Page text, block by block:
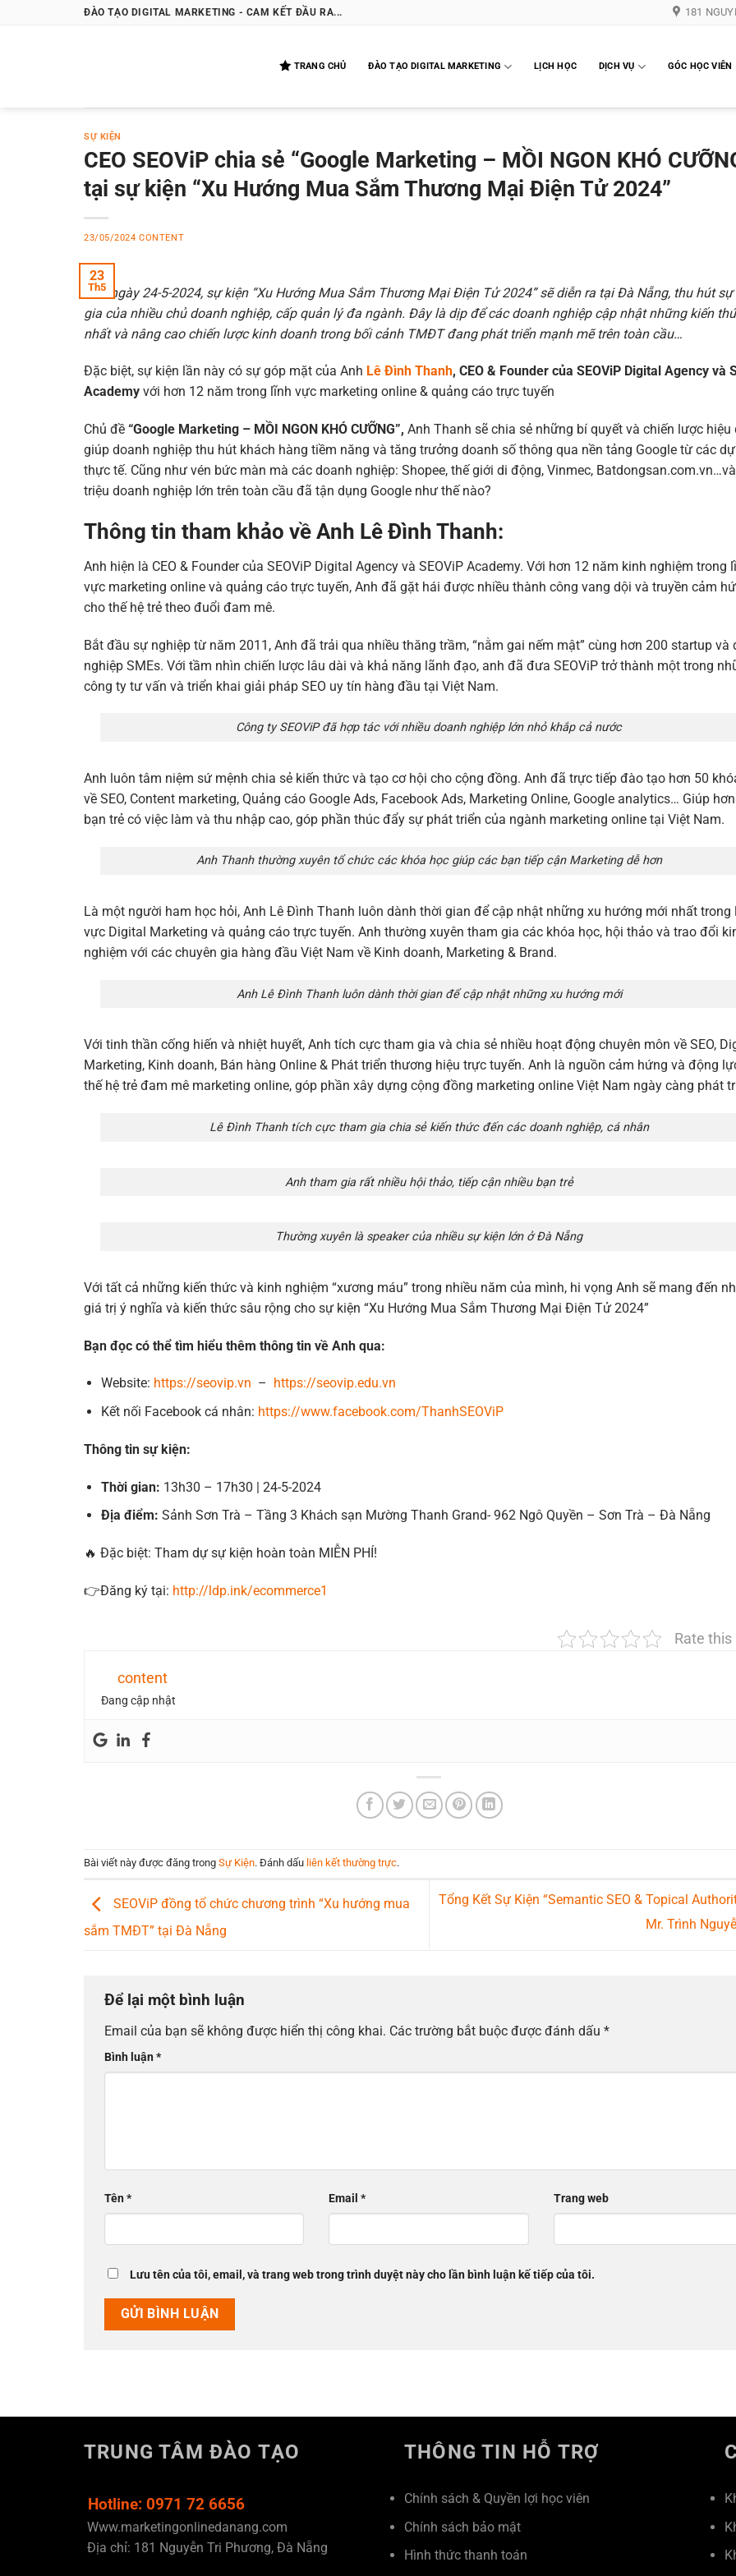
ĐÀO TẠO DIGITAL MARKETING - CAM KẾT ĐẦU RA... 181
TRANG CHỦ ĐÀO TẠO DIGITAL MARKETING LỊCH HỌC DỊCH VỤ GÓC HỌC VIÊN
SỰ KIỆN
CEO SEOViP chia sẻ “Google Marketing – MỒI NGON KHÓ
tại sự kiện “Xu Hướng Mua Sắm Thương Mại Điện Tử 2024”
23/05/2024 CONTENT
23
Th5
Vào ngày 24-5-2024, sự kiện “Xu Hướng Mua Sắm Thương Mại Điện Tử 2024” sẽ diễn ra tại Đà Nẵng, thu hút
gia của nhiều chủ doanh nghiệp, cấp quản lý đa ngành. Đây là dịp để các doanh nghiệp cập nhật những kiến
nhất và nâng cao chiến lược kinh doanh trong bối cảnh TMĐT đang phát triển mạnh mẽ trên toàn cầu…
Đặc biệt, sự kiện lần này có sự góp mặt của Anh Lê Đình Thanh, CEO & Founder của SEOViP Digital Agency và
Academy với hơn 12 năm trong lĩnh vực marketing online & quảng cáo trực tuyến
Chủ đề “Google Marketing – MỒI NGON KHÓ CƯỠNG”, Anh Thanh sẽ chia sẻ những bí quyết và chiến lược hiệu
giúp doanh nghiệp thu hút khách hàng tiềm năng và tăng trưởng doanh số thông qua nền tảng Google từ các
thực tế. Cũng như vén bức màn mà các doanh nghiệp: Shopee, thế giới di động, Vinmec,
triệu doanh nghiệp lớn trên toàn cầu đã tận dụng Google như thế nào?
Thông tin tham khảo về Anh Lê Đình Thanh:
Anh hiện là CEO & Founder của SEOViP Digital Agency và SEOViP Academy. Với hơn 12 năm kinh nghiệm trong
vực marketing online và quảng cáo trực tuyến, Anh đã gặt hái được nhiều thành công vang dội và truyền cảm
cho thế hệ trẻ theo đuổi đam mê.
Bắt đầu sự nghiệp từ năm 2011, Anh đã trải qua nhiều thăng trầm, “nằm gai nếm mật” cùng hơn 200 startup và
nghiệp SMEs. Với tầm nhìn chiến lược lâu dài và khả năng lãnh đạo, anh đã đưa SEOViP trở thành một trong
công ty tư vấn và triển khai giải pháp SEO uy tín hàng đầu tại Việt Nam.
Công ty SEOViP đã hợp tác với nhiều doanh nghiệp lớn nhỏ khắp cả nước
Anh luôn tâm niệm sứ mệnh chia sẻ kiến thức và tạo cơ hội cho cộng đồng. Anh đã trực tiếp đào tạo hơn 50
về SEO, Content marketing, Quảng cáo Google Ads, Facebook Ads, Marketing Online, Google analytics… Giúp
bạn trẻ có việc làm và thu nhập cao, góp phần thúc đẩy sự phát triển của ngành marketing online tại Việt Nam.
Anh Thanh thường xuyên tổ chức các khóa học giúp các bạn tiếp cận Marketing dễ hơn
Là một người ham học hỏi, Anh Lê Đình Thanh luôn dành thời gian để cập nhật những xu hướng mới nhất trong
vực Digital Marketing và quảng cáo trực tuyến. Anh thường xuyên tham gia các khóa học, hội thảo và trao đổi
nghiệm với các chuyên gia hàng đầu Việt Nam về Kinh doanh, Marketing & Brand.
Anh Lê Đình Thanh luôn dành thời gian để cập nhật những xu hướng mới
Với tinh thần cống hiến và nhiệt huyết, Anh tích cực tham gia và chia sẻ nhiều hoạt động chuyên môn về SEO,
Marketing, Kinh doanh, Bán hàng Online & Phát triển thương hiệu trực tuyến. Anh là nguồn cảm hứng và động
thế hệ trẻ đam mê marketing online, góp phần xây dựng cộng đồng marketing online Việt Nam ngày càng phát
Lê Đình Thanh tích cực tham gia chia sẻ kiến thức đến các doanh nghiệp, cá nhân
Anh tham gia rất nhiều hội thảo, tiếp cận nhiều bạn trẻ
Thường xuyên là speaker của nhiều sự kiện lớn ở Đà Nẵng
Với tất cả những kiến thức và kinh nghiệm “xương máu” trong nhiều năm của mình, hi vọng Anh sẽ mang đến
giá trị ý nghĩa và kiến thức sâu rộng cho sự kiện “Xu Hướng Mua Sắm Thương Mại Điện Tử 2024”
Bạn đọc có thể tìm hiểu thêm thông tin về Anh qua:
Website: https://seovip.vn – https://seovip.edu.vn
Kết nối Facebook cá nhân: https://www.facebook.com/ThanhSEOViP
Thông tin sự kiện:
Thời gian: 13h30 – 17h30 | 24-5-2024
Địa điểm: Sảnh Sơn Trà – Tầng 3 Khách sạn Mường Thanh Grand- 962 Ngô Quyền – Sơn Trà – Đà Nẵng
​🔥 Đặc biệt: Tham dự sự kiện hoàn toàn MIỄN PHÍ!
👉Đăng ký tại: http://ldp.ink/ecommerce1
Rate this
content
Đang cập nhật
Bài viết này được đăng trong Sự Kiện. Đánh dấu liên kết thường trực.
SEOViP đồng tổ chức chương trình “Xu hướng mua
sắm TMĐT” tại Đà Nẵng
Tổng Kết Sự Kiện “Semantic SEO & Topical
Mr. Trình
Để lại một bình luận
Email của bạn sẽ không được hiển thị công khai. Các trường bắt buộc được đánh dấu *
Bình luận*
Tên* Email* Trang web
Lưu tên của tôi, email, và trang web trong trình duyệt này cho lần bình luận kế tiếp của tôi.
TRUNG TÂM ĐÀO TẠO
Hotline: 0971 72 6656
Www.marketingonlinedanang.com
Địa chỉ: 181 Nguyễn Tri Phương, Đà Nẵng
THÔNG TIN HỖ TRỢ
Chính sách & Quyền lợi học viên
Chính sách bảo mật
Hình thức thanh toán